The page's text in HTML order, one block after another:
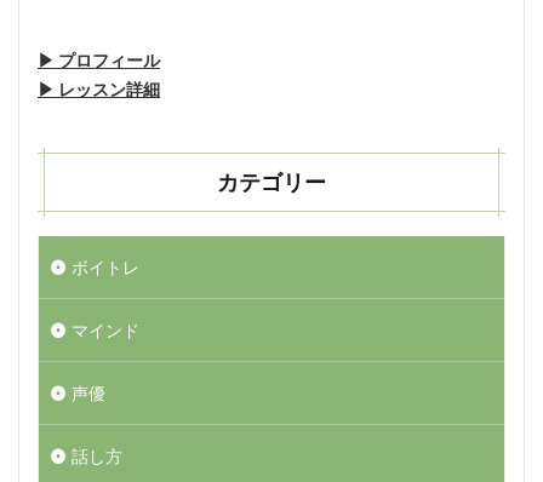
▶︎ プロフィール
▶︎ レッスン詳細
カテゴリー
ボイトレ
マインド
声優
話し方